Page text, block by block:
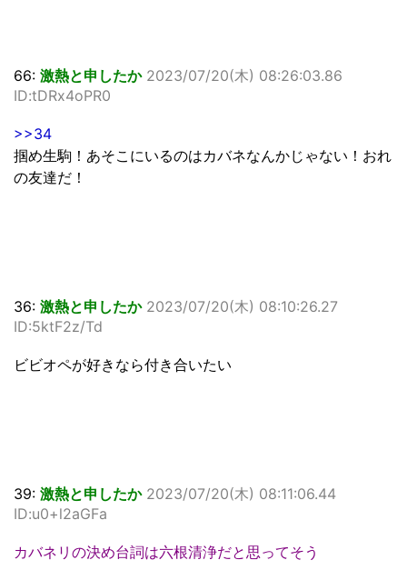
66: 激熱と申したか 2023/07/20(木) 08:26:03.86
ID:tDRx4oPR0
>>34
掴め生駒！あそこにいるのはカバネなんかじゃない！おれ
の友達だ！
36: 激熱と申したか 2023/07/20(木) 08:10:26.27
ID:5ktF2z/Td
ビビオペが好きなら付き合いたい
39: 激熱と申したか 2023/07/20(木) 08:11:06.44
ID:u0+l2aGFa
カバネリの決め台詞は六根清浄だと思ってそう